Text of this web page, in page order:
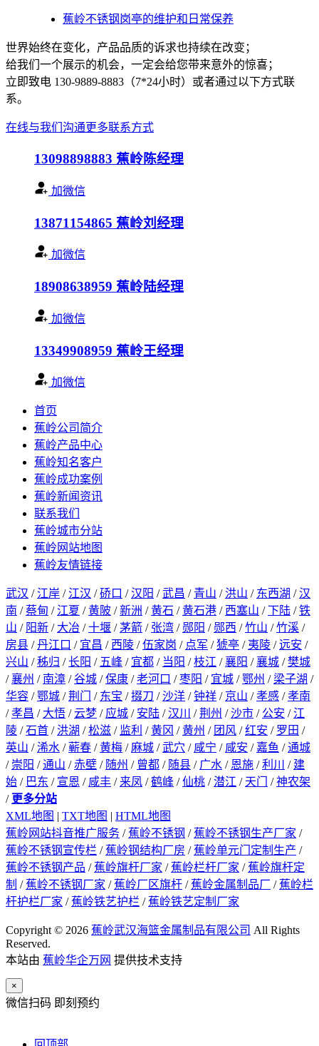
蕉岭不锈钢岗亭的维护和日常保养
世界始终在变化，产品品质的诉求也持续在改变；
给我们一个展示的机会，一定会给您带来意外的惊喜；
立即致电 130-9889-8883（7*24小时）或者通过以下方式联
系。
在线与我们沟通更多联系方式
13098898883 蕉岭陈经理
加微信
13871154865 蕉岭刘经理
加微信
18908638959 蕉岭陆经理
加微信
13349908959 蕉岭王经理
加微信
首页
蕉岭公司简介
蕉岭产品中心
蕉岭知名客户
蕉岭成功案例
蕉岭新闻资讯
联系我们
蕉岭城市分站
蕉岭网站地图
蕉岭友情链接
武汉 / 江岸 / 江汉 /硚口 /汉阳 /武昌 / 青山 / 洪山 / 东西湖 /汉
南 /蔡甸 / 江夏 /黄陂 /新洲 /黄石 /黄石港 / 西塞山 /下陆 /铁
山 / 阳新 / 大冶 /十堰 /茅箭 / 张湾 / 郧阳 / 郧西 /竹山 /竹溪 /
房县 /丹江口 / 宜昌 / 西陵 /伍家岗 / 点军 /猇亭 / 夷陵 /远安 /
兴山 /秭归 /长阳 / 五峰 / 宜都 / 当阳 /枝江 /襄阳 /襄城 /樊城
/襄州 / 南漳 /谷城 /保康 /老河口 /枣阳 / 宜城 /鄂州 / 梁子湖 /
华容 /鄂城 /荆门 / 东宝 /掇刀 /沙洋 /钟祥 / 京山 /孝感 /孝南
/孝昌 / 大悟 /云梦 / 应城 / 安陆 /汉川 /荆州 /沙市 / 公安 / 江
陵 /石首 / 洪湖 /松滋 / 监利 /黄冈 /黄州 / 团风 /红安 / 罗田 /
英山 /浠水 /蕲春 /黄梅 / 麻城 /武穴 / 咸宁 / 咸安 / 嘉鱼 /通城
/ 崇阳 /通山 /赤壁 / 随州 / 曾都 / 随县 / 广水 / 恩施 /利川 / 建
始 / 巴东 / 宣恩 / 咸丰 / 来凤 /鹤峰 /仙桃 /潜江 / 天门 /神农架
/ 更多分站
XML地图 | TXT地图 | HTML地图
蕉岭网站抖音推广服务 / 蕉岭不锈钢 / 蕉岭不锈钢生产厂家 /
蕉岭不锈钢宣传栏 / 蕉岭钢结构厂房 / 蕉岭单元门定制生产 /
蕉岭不锈钢产品 / 蕉岭旗杆厂家 / 蕉岭栏杆厂家 / 蕉岭旗杆定
制 / 蕉岭不锈钢厂家 / 蕉岭厂区旗杆 / 蕉岭金属制品厂 / 蕉岭栏
杆护栏厂家 / 蕉岭铁艺护栏 / 蕉岭铁艺定制厂家
Copyright © 2026 蕉岭武汉海篮金属制品有限公司 All Rights
Reserved.
本站由 蕉岭华企万网 提供技术支持
×
微信扫码 即刻预约